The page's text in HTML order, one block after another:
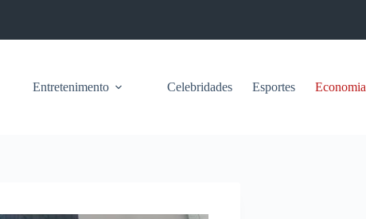
Entretenimento Celebridades Esportes Economia